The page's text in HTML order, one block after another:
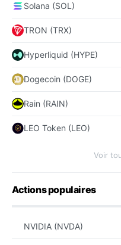
Solana (SOL)
TRON (TRX)
Hyperliquid (HYPE)
Dogecoin (DOGE)
Rain (RAIN)
LEO Token (LEO)
Voir
Actions populaires
NVIDIA (NVDA)